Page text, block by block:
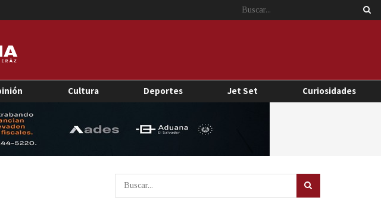
Cultura Deportes Jet Set Curiosidades